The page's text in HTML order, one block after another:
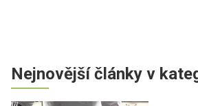
Nejnovější články v